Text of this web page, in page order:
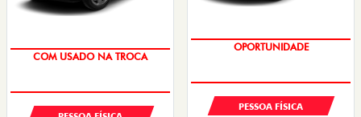
COM USADO NA TROCA
OPORTUNIDADE
PESSOA FÍSICA